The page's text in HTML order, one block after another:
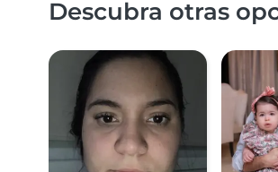
Descubra otras